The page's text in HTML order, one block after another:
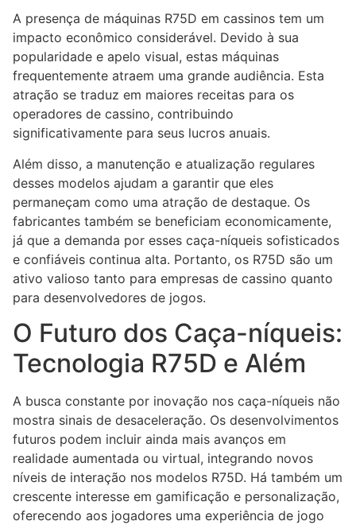
A presença de máquinas R75D em cassinos tem um
impacto econômico considerável. Devido à sua
popularidade e apelo visual, estas máquinas
frequentemente atraem uma grande audiência. Esta
atração se traduz em maiores receitas para os
operadores de cassino, contribuindo
significativamente para seus lucros anuais.
Além disso, a manutenção e atualização regulares
desses modelos ajudam a garantir que eles
permaneçam como uma atração de destaque. Os
fabricantes também se beneficiam economicamente,
já que a demanda por esses caça-níqueis sofisticados
e confiáveis continua alta. Portanto, os R75D são um
ativo valioso tanto para empresas de cassino quanto
para desenvolvedores de jogos.
O Futuro dos Caça-níqueis:
Tecnologia R75D e Além
A busca constante por inovação nos caça-níqueis não
mostra sinais de desaceleração. Os desenvolvimentos
futuros podem incluir ainda mais avanços em
realidade aumentada ou virtual, integrando novos
níveis de interação nos modelos R75D. Há também um
crescente interesse em gamificação e personalização,
oferecendo aos jogadores uma experiência de jogo